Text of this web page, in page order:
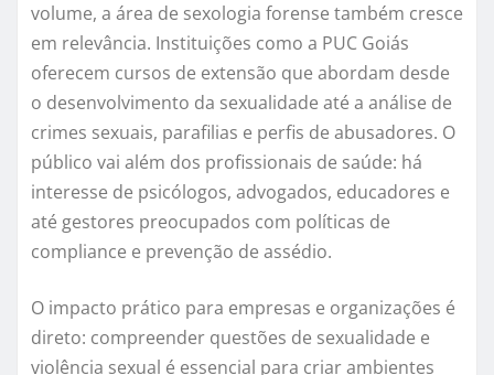
volume, a área de sexologia forense também cresce
em relevância. Instituições como a PUC Goiás
oferecem cursos de extensão que abordam desde
o desenvolvimento da sexualidade até a análise de
crimes sexuais, parafilias e perfis de abusadores. O
público vai além dos profissionais de saúde: há
interesse de psicólogos, advogados, educadores e
até gestores preocupados com políticas de
compliance e prevenção de assédio.
O impacto prático para empresas e organizações é
direto: compreender questões de sexualidade e
violência sexual é essencial para criar ambientes